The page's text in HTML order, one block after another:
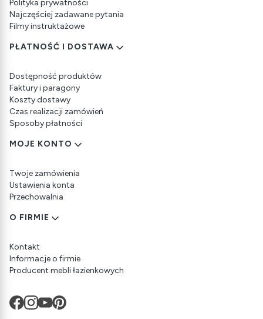
Polityka prywatności
Najczęściej zadawane pytania
Filmy instruktażowe
PŁATNOŚĆ I DOSTAWA
Dostępność produktów
Faktury i paragony
Koszty dostawy
Czas realizacji zamówień
Sposoby płatności
MOJE KONTO
Twoje zamówienia
Ustawienia konta
Przechowalnia
O FIRMIE
Kontakt
Informacje o firmie
Producent mebli łazienkowych